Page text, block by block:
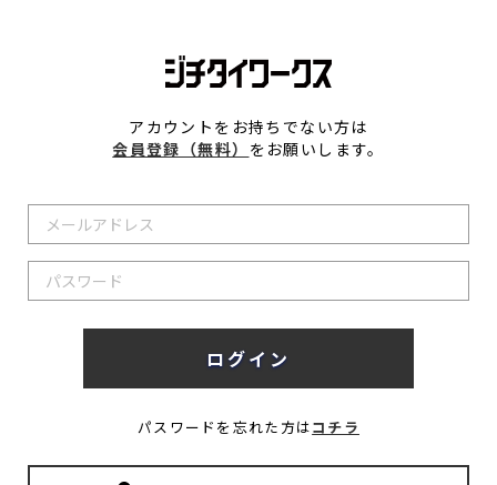
アカウントをお持ちでない方は
会員登録（無料） をお願いします。
パスワードを忘れた方はコチラ